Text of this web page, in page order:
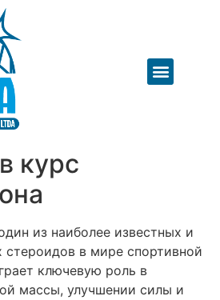
курс
из наиболее известных и
стероидов в мире спортивной
ключевую роль в
массы, улучшении силы и